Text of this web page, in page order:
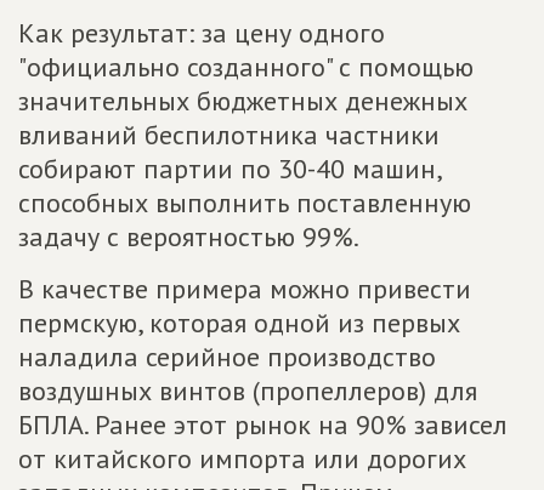
Как результат: за цену одного
"официально созданного" с помощью
значительных бюджетных денежных
вливаний беспилотника частники
собирают партии по 30-40 машин,
способных выполнить поставленную
задачу с вероятностью 99%.
В качестве примера можно привести
пермскую, которая одной из первых
наладила серийное производство
воздушных винтов (пропеллеров) для
БПЛА. Ранее этот рынок на 90% зависел
от китайского импорта или дорогих